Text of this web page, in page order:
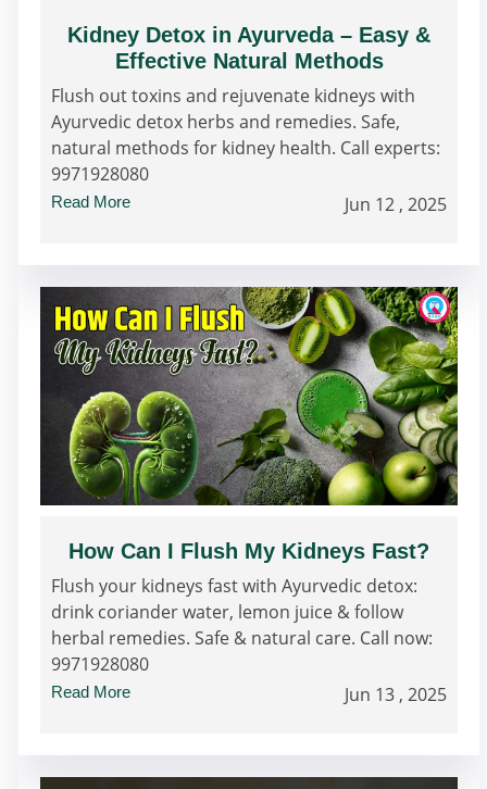
Kidney Detox in Ayurveda – Easy &
Effective Natural Methods
Flush out toxins and rejuvenate kidneys with
Ayurvedic detox herbs and remedies. Safe,
natural methods for kidney health. Call experts:
9971928080
Read More Jun 12 , 2025
How Can I Flush My Kidneys Fast?
Flush your kidneys fast with Ayurvedic detox:
drink coriander water, lemon juice & follow
herbal remedies. Safe & natural care. Call now:
9971928080
Read More Jun 13 , 2025